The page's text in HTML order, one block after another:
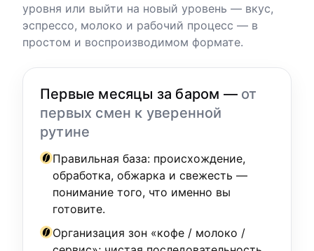
уровня или выйти на новый уровень — вкус,
эспрессо, молоко и рабочий процесс — в
простом и воспроизводимом формате.
Первые месяцы за баром — от
первых смен к уверенной
рутине
Правильная база: происхождение,
обработка, обжарка и свежесть —
понимание того, что именно вы
готовите.
Организация зон «кофе / молоко /